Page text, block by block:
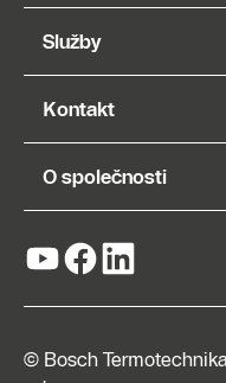
Služby
Kontakt
O společnosti
© Bosch